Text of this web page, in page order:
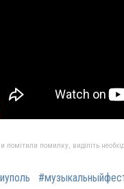
помітили помилку, виділіть